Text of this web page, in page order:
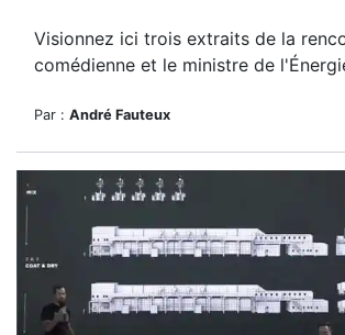
Visionnez ici trois extraits de la
comédienne et le ministre de
Par : André Fauteux